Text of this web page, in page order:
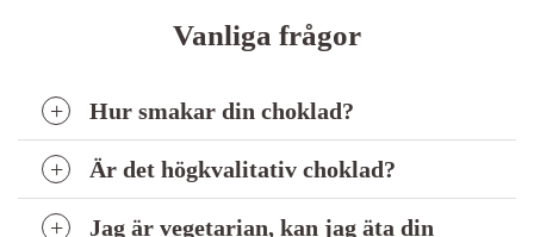
Vanliga frågor
Hur smakar din choklad?
Är det högkvalitativ choklad?
Jag är vegetarian, kan jag äta din